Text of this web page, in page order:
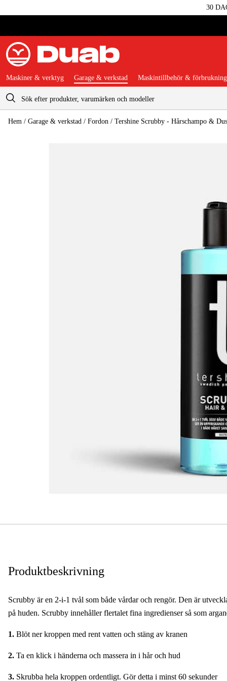
30
Varukorg
Maskiner & verktyg Garage & verkstad Maskintillbehör & förbrukning
Hem / Garage & verkstad / Fordon / Tershine Scrubby - Hårschampo &
Produktbeskrivning
Scrubby är en 2-i-1 tvål som både vårdar och rengör. Den är
på huden. Scrubby innehåller flertalet fina ingredienser så som
1. Blöt ner kroppen med rent vatten och stäng av kranen
2. Ta en klick i händerna och massera in i hår och hud
3. Skrubba hela kroppen ordentligt. Gör detta i minst 60 sekunder